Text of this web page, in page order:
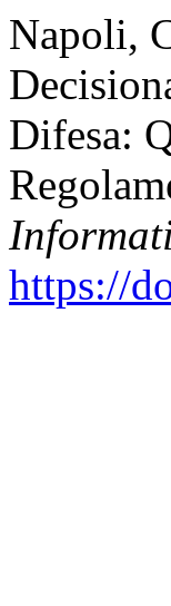
Napoli,
Difesa:
https://